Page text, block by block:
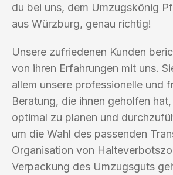
du bei uns, dem Umzugskönig
aus Würzburg, genau richtig!
Unsere zufriedenen Kunden
von ihren Erfahrungen mit uns.
allem unsere professionelle und
Beratung, die ihnen geholfen
optimal zu planen und
um die Wahl des passenden
Organisation von
Verpackung des Umzugsguts